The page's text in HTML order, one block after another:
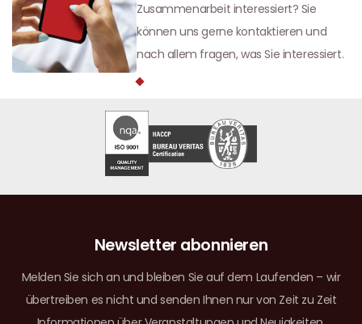
Zusammenarbeit interessiert? Sie
können uns gerne kontaktieren und
nach allem fragen, was Sie interessiert.
Newsletter abonnieren
Melden Sie sich an und bleiben Sie auf dem Laufenden – wir
übertreiben es nicht und senden Ihnen nur von Zeit zu Zeit